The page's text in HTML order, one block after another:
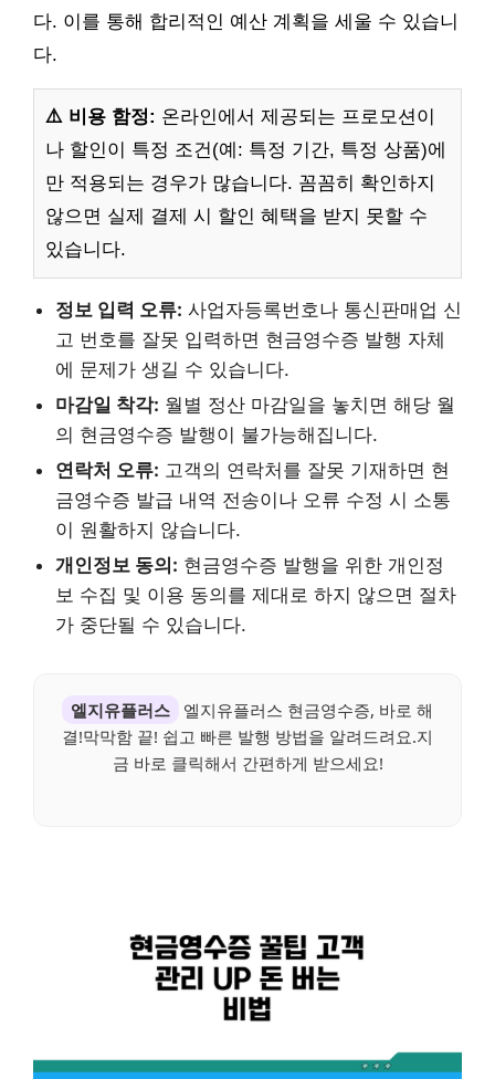
다. 이를 통해 합리적인 예산 계획을 세울 수 있습니
다.
⚠️ 비용 함정: 온라인에서 제공되는 프로모션이
나 할인이 특정 조건(예: 특정 기간, 특정 상품)에
만 적용되는 경우가 많습니다. 꼼꼼히 확인하지
않으면 실제 결제 시 할인 혜택을 받지 못할 수
있습니다.
정보 입력 오류: 사업자등록번호나 통신판매업 신
고 번호를 잘못 입력하면 현금영수증 발행 자체
에 문제가 생길 수 있습니다.
마감일 착각: 월별 정산 마감일을 놓치면 해당 월
의 현금영수증 발행이 불가능해집니다.
연락처 오류: 고객의 연락처를 잘못 기재하면 현
금영수증 발급 내역 전송이나 오류 수정 시 소통
이 원활하지 않습니다.
개인정보 동의: 현금영수증 발행을 위한 개인정
보 수집 및 이용 동의를 제대로 하지 않으면 절차
가 중단될 수 있습니다.
엘지유플러스
엘지유플러스 현금영수증, 바로 해
결!막막함 끝! 쉽고 빠른 발행 방법을 알려드려요.지
금 바로 클릭해서 간편하게 받으세요!